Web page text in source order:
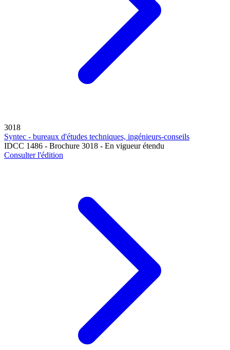
3018
Syntec - bureaux d'études techniques, ingénieurs-conseils
IDCC 1486 - Brochure 3018 - En vigueur étendu
Consulter l'édition